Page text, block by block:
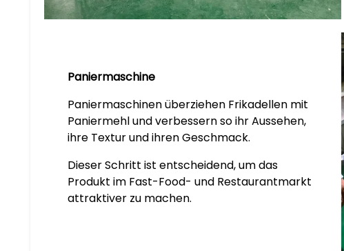
Paniermaschine
Paniermaschinen überziehen Frikadellen mit
Paniermehl und verbessern so ihr Aussehen,
ihre Textur und ihren Geschmack.
Dieser Schritt ist entscheidend, um das
Produkt im Fast-Food- und Restaurantmarkt
attraktiver zu machen.